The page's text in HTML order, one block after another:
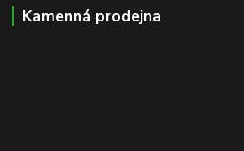
Kamenná prodejna